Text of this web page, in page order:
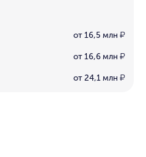
от 16,5 млн ₽
от 16,6 млн ₽
от 24,1 млн ₽